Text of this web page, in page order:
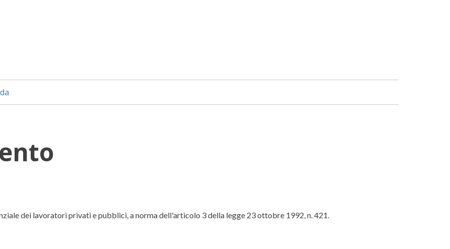
dei lavoratori privati e pubblici, a norma dell'articolo 3 della legge 23 ottobre 1992, n. 421.